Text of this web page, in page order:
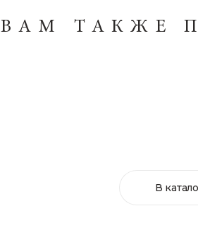
ВАМ ТАКЖЕ
В